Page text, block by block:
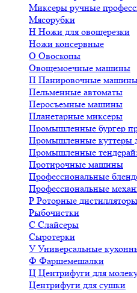
Миксеры ручные
Мясорубки
Н Ножи для овощерезки
Ножи консервные
О Овоскопы
Овощемоечные машины
П Панировочные
Пельменные автоматы
Перосъемные машины
Планетарные миксеры
Промышленные бургер
Промышленные куттеры
Промышленные
Протирочные машины
Профессиональные
Профессиональные
Р Роторные дистилляторы
Рыбочистки
С Слайсеры
Сыротерки
У Универсальные
Ф Фаршемешалки
Ц Центрифуги для
Центрифуги для сушки